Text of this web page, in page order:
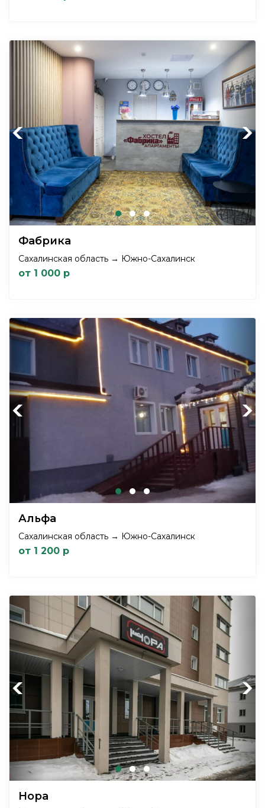
Previous Next
Фабрика
Сахалинская область → Южно-Сахалинск
от 1 000 р
Previous Next
Альфа
Сахалинская область → Южно-Сахалинск
от 1 200 р
Previous Next
Нора